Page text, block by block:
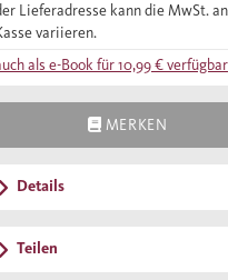
Lieferadresse kann die MwSt.
variieren.
als e-Book für10,99 €verfügbar
MERKEN
Details
Teilen